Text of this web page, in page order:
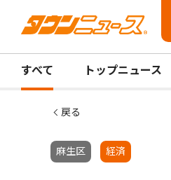
すべて トップニュース
戻る
麻生区 経済